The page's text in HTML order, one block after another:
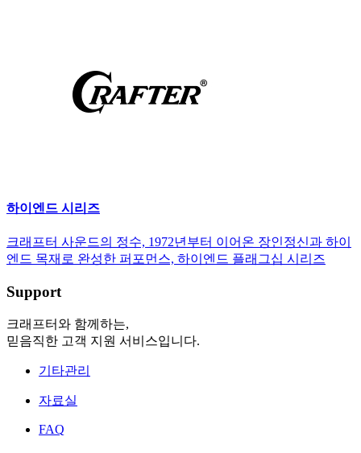
하이엔드 시리즈
크래프터 사운드의 정수, 1972년부터 이어온 장인정신과 하이
엔드 목재로 완성한 퍼포먼스, 하이엔드 플래그십 시리즈
Support
크래프터와 함께하는,
믿음직한 고객 지원 서비스입니다.
기타관리
자료실
FAQ